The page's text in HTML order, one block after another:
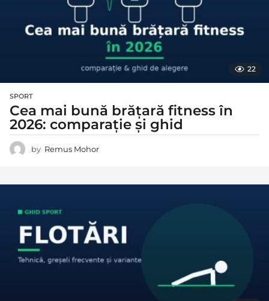
22
SPORT
Cea mai bună brățară fitness în
2026: comparație și ghid
by Remus Mohor